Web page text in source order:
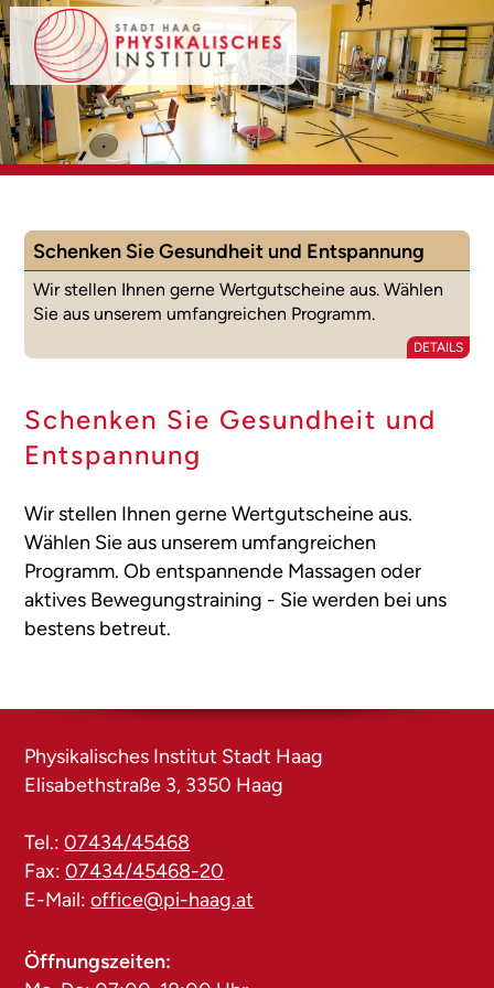
Schenken Sie Gesundheit und Entspannung
Wir stellen Ihnen gerne Wertgutscheine aus. Wählen
Sie aus unserem umfangreichen Programm.
DETAILS
Schenken Sie Gesundheit und
Entspannung
Wir stellen Ihnen gerne Wertgutscheine aus.
Wählen Sie aus unserem umfangreichen
Programm. Ob entspannende Massagen oder
aktives Bewegungstraining - Sie werden bei uns
bestens betreut.
Physikalisches Institut Stadt Haag
Elisabethstraße 3, 3350 Haag
Tel.:07434/45468
Fax:07434/45468-20
E-Mail:office@pi-haag.at
Öffnungszeiten: